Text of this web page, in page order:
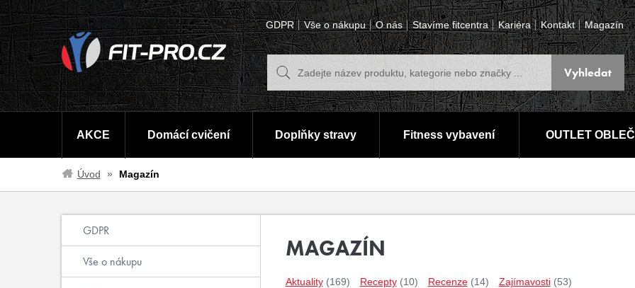
GDPR Vše o nákupu O nás Stavíme fitcentra Kariéra Kontakt Magazín
AKCE Domácí cvičení Doplňky stravy Fitness vybavení OUTLET
Úvod Magazín
MAGAZÍN
Aktuality (169) Recepty (10) Recenze (14) Zajímavosti (53)
GDPR
Vše o nákupu